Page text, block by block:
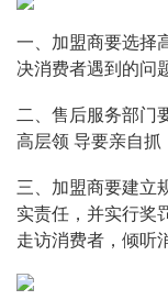
一、加盟商要选择
决消费者遇到的问
二、售后服务部门
高层领 导要亲自抓
三、加盟商要建立
实责任，并实行奖
走访消费者，倾听